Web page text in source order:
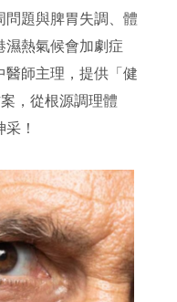
題與脾胃失調、體
濕熱氣候會加劇症
師主理，提供「健
，從根源調理體
！